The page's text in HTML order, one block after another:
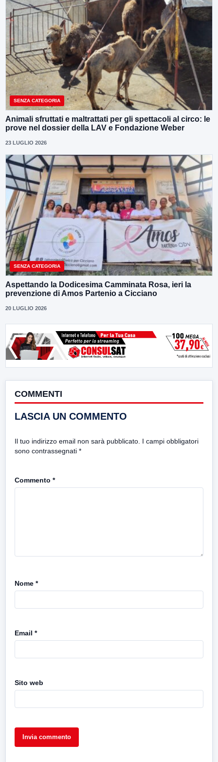
SENZA CATEGORIA
Animali sfruttati e maltrattati per gli spettacoli al circo: le
prove nel dossier della LAV e Fondazione Weber
23 LUGLIO 2026
SENZA CATEGORIA
Aspettando la Dodicesima Camminata Rosa, ieri la
prevenzione di Amos Partenio a Cicciano
20 LUGLIO 2026
COMMENTI
LASCIA UN COMMENTO
Il tuo indirizzo email non sarà pubblicato. I campi obbligatori
sono contrassegnati *
Commento *
Nome *
Email *
Sito web